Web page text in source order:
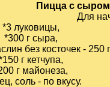
Пицца с
Для
*3 луковицы,
*300 г сыра,
без косточек - 250
г кетчупа,
г майонеза,
соль - по вкусу.